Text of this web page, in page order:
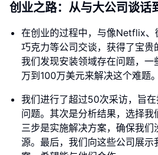
创业之路：从与大公司谈话
在创业的过程中，与像Netflix、
巧克力等公司交谈，获得了宝贵
我们发现安装领域存在问题，
万到100万美元来解决这个难题。
我们进行了超过50次采访，旨
问题。其次是分析结果，选择
三步是实施解决方案，确保我们
源。最后，我们向这些公司展示